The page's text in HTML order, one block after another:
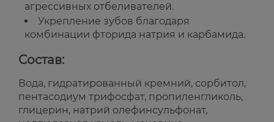
агрессивных отбеливателей.
Укрепление зубов благодаря
комбинации фторида натрия и карбамида.
Состав:
Вода, гидратированный кремний, сорбитол,
пентасодиум трифосфат, пропиленгликоль,
глицерин, натрий олефинсульфонат,